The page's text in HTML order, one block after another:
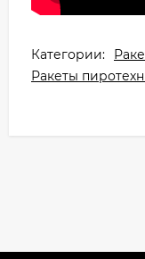
Категории:
Ракеты